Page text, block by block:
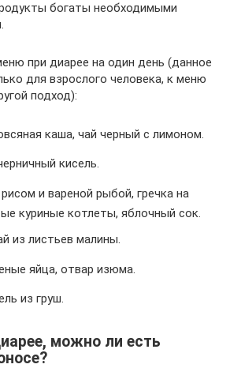
богаты необходимыми
при диарее на один день (данное
для взрослого человека, к меню
подход):
каша, чай черный с лимоном.
кисель.
и вареной рыбой, гречка на
куриные котлеты, яблочный сок.
из листьев малины.
яйца, отвар изюма.
из груш.
можно ли есть